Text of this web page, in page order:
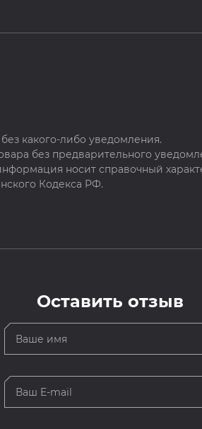
какого-либо уведомления.
без предварительного
носит справочный
Кодекса РФ.
Оставить отзыв